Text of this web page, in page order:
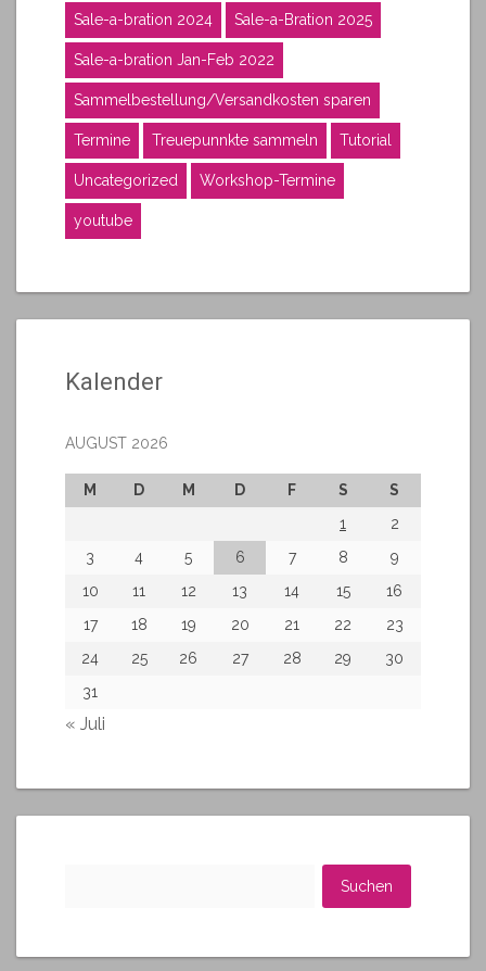
Sale-a-bration 2024 Sale-a-Bration 2025
Sale-a-bration Jan-Feb 2022
Sammelbestellung/Versandkosten sparen
Termine Treuepunnkte sammeln Tutorial
Uncategorized Workshop-Termine
youtube
Kalender
AUGUST 2026
M D M D F S
S
1
2
3
4 5 6 7 8
9
10
11 12 13 14 15
16
17
18 19 20 21 22
23
24
25 26 27 28 29
30
31
« Juli